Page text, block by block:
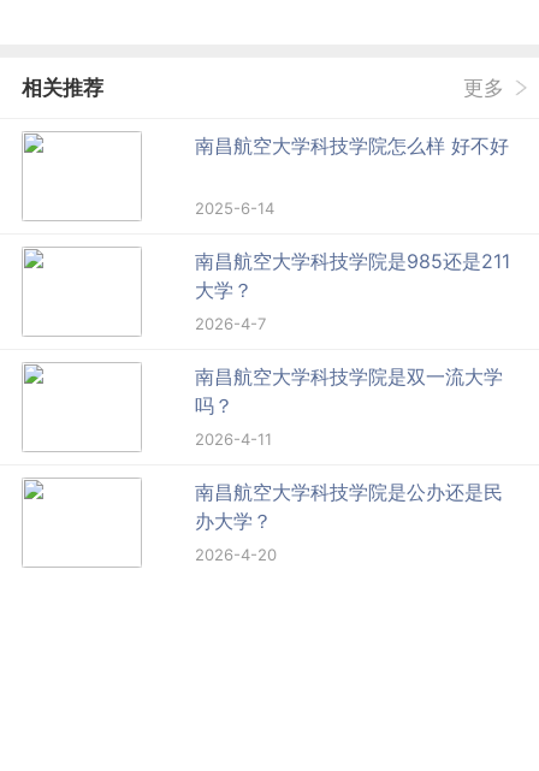
相关推荐 更多
南昌航空大学科技学院怎么样 好不好
2025-6-14
南昌航空大学科技学院是985还是211
大学？
2026-4-7
南昌航空大学科技学院是双一流大学
吗？
2026-4-11
南昌航空大学科技学院是公办还是民
办大学？
2026-4-20